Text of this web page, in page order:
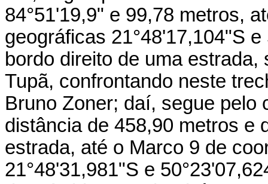
84°51'19,9" e 99,78 metros,
geográficas 21°48'17,104"S
bordo direito de uma
Tupã, confrontando neste
Bruno Zoner; daí, segue pelo
distância de 458,90 metros e
estrada, até o Marco 9 de
21°48'31,981"S e